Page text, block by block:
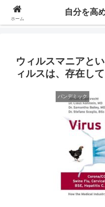
自分の価値を高めるための学びに
ウィルスマニアと
ィルスは、存在し
パンデミック
ホーム
自分を高